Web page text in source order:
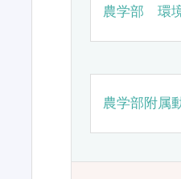
農学部 環
農学部附属